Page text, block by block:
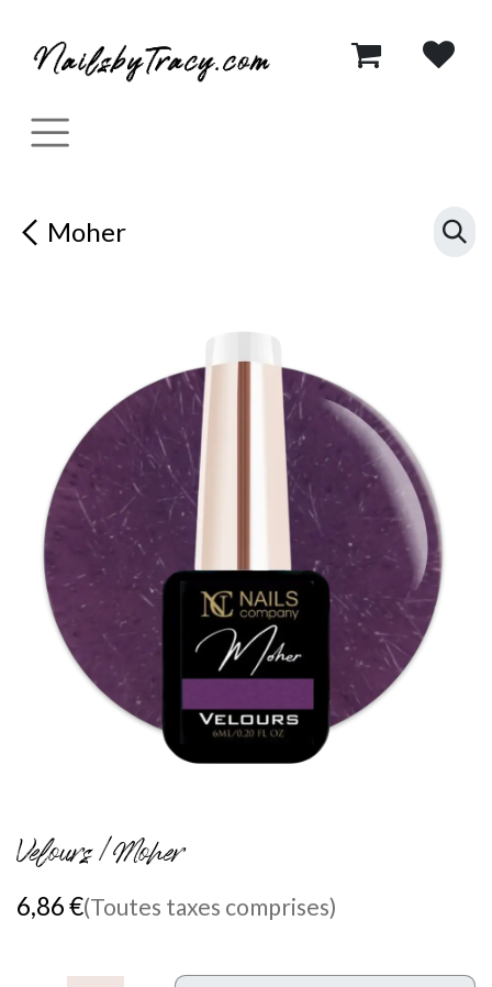
Moher
Velours / Moher
6,86€(Toutes taxes comprises)